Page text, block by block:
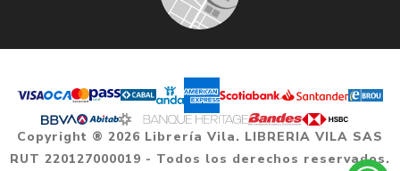
Copyright ® 2026 Librería Vila. LIBRERIA VILA SAS
RUT 220127000019 - Todos los derechos reservados.